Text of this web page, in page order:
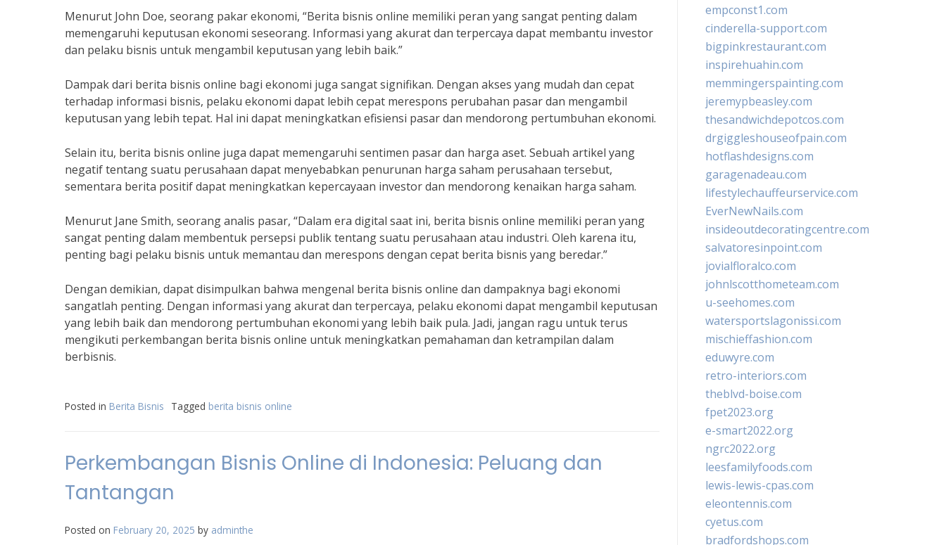
Menurut John Doe, seorang pakar ekonomi, “Berita bisnis online memiliki peran yang sangat penting dalam
memengaruhi keputusan ekonomi seseorang. Informasi yang akurat dan terpercaya dapat membantu investor
dan pelaku bisnis untuk mengambil keputusan yang lebih baik.”
Dampak dari berita bisnis online bagi ekonomi juga sangat signifikan. Dengan akses yang mudah dan cepat
terhadap informasi bisnis, pelaku ekonomi dapat lebih cepat merespons perubahan pasar dan mengambil
keputusan yang lebih tepat. Hal ini dapat meningkatkan efisiensi pasar dan mendorong pertumbuhan ekonomi.
Selain itu, berita bisnis online juga dapat memengaruhi sentimen pasar dan harga aset. Sebuah artikel yang
negatif tentang suatu perusahaan dapat menyebabkan penurunan harga saham perusahaan tersebut,
sementara berita positif dapat meningkatkan kepercayaan investor dan mendorong kenaikan harga saham.
Menurut Jane Smith, seorang analis pasar, “Dalam era digital saat ini, berita bisnis online memiliki peran yang
sangat penting dalam membentuk persepsi publik tentang suatu perusahaan atau industri. Oleh karena itu,
penting bagi pelaku bisnis untuk memantau dan merespons dengan cepat berita bisnis yang beredar.”
Dengan demikian, dapat disimpulkan bahwa mengenal berita bisnis online dan dampaknya bagi ekonomi
sangatlah penting. Dengan informasi yang akurat dan terpercaya, pelaku ekonomi dapat mengambil keputusan
yang lebih baik dan mendorong pertumbuhan ekonomi yang lebih baik pula. Jadi, jangan ragu untuk terus
mengikuti perkembangan berita bisnis online untuk meningkatkan pemahaman dan ketrampilan dalam
berbisnis.
Posted in Berita Bisnis Tagged berita bisnis online
Perkembangan Bisnis Online di Indonesia: Peluang dan
Tantangan
Posted on February 20, 2025 by adminthe
empconst1.com
cinderella-support.com
bigpinkrestaurant.com
inspirehuahin.com
memmingerspainting.com
jeremypbeasley.com
thesandwichdepotcos.com
drgiggleshouseofpain.com
hotflashdesigns.com
garagenadeau.com
lifestylechauffeurservice.com
EverNewNails.com
insideoutdecoratingcentre.com
salvatoresinpoint.com
jovialfloralco.com
johnlscotthometeam.com
u-seehomes.com
watersportslagonissi.com
mischieffashion.com
eduwyre.com
retro-interiors.com
theblvd-boise.com
fpet2023.org
e-smart2022.org
ngrc2022.org
leesfamilyfoods.com
lewis-lewis-cpas.com
eleontennis.com
cyetus.com
bradfordshops.com